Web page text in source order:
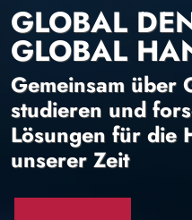
GLOBAL
GLOBAL
Gemeinsam über
studieren und
Lösungen für die
unserer Zeit